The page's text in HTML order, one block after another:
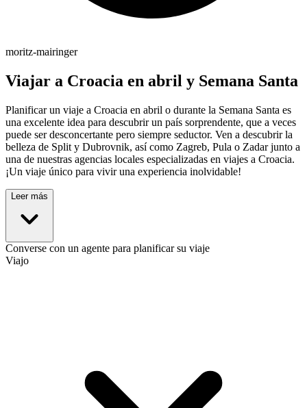
moritz-mairinger
Viajar a Croacia en abril y Semana Santa
Planificar un viaje a Croacia en abril o durante la Semana Santa es
una excelente idea para descubrir un país sorprendente, que a veces
puede ser desconcertante pero siempre seductor. Ven a descubrir la
belleza de Split y Dubrovnik, así como Zagreb, Pula o Zadar junto a
una de nuestras agencias locales especializadas en viajes a Croacia.
¡Un viaje único para vivir una experiencia inolvidable!
Leer más
Converse con un agente para planificar su viaje
Viajo